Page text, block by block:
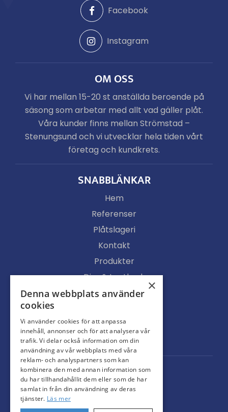
Facebook
Instagram
OM OSS
Vi har mellan 15-20 st anställda beroende på
säsong som arbetar med allt vad gäller plåt.
Våra kunder finns mellan Strömstad –
Stenungsund och vi utvecklar hela tiden vårt
företag och kundkrets.
SNABBLÄNKAR
Hem
Referenser
Plåtslageri
Kontakt
Produkter
Djur & Lantbruk
Köpvillkor
Ljusgenomsläpp
Portar
×
Denna webbplats använder
cookies
Vi använder cookies för att anpassa
innehåll, annonser och för att analysera vår
trafik. Vi delar också information om din
användning av vår webbplats med våra
reklam- och analyspartners som kan
kombinera den med annan information som
du har tillhandahållit dem eller som de har
samlat in från din användning av deras
tjänster. Läs mer